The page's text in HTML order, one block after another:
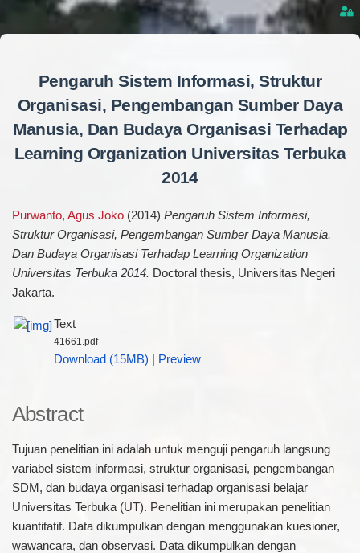
Pengaruh Sistem Informasi, Struktur
Organisasi, Pengembangan Sumber Daya
Manusia, Dan Budaya Organisasi Terhadap
Learning Organization Universitas Terbuka
2014
Purwanto, Agus Joko(2014) Pengaruh Sistem Informasi,
Struktur Organisasi, Pengembangan Sumber Daya Manusia,
Dan Budaya Organisasi Terhadap Learning Organization
Universitas Terbuka 2014. Doctoral thesis, Universitas Negeri
Jakarta.
Text
41661.pdf
Download (15MB) Preview
Abstract
Tujuan penelitian ini adalah untuk menguji pengaruh langsung
variabel sistem informasi, struktur organisasi, pengembangan
SDM, dan budaya organisasi terhadap organisasi belajar
Universitas Terbuka (UT). Penelitian ini merupakan penelitian
kuantitatif. Data dikumpulkan dengan menggunakan kuesioner,
wawancara, dan observasi. Data dikumpulkan dengan